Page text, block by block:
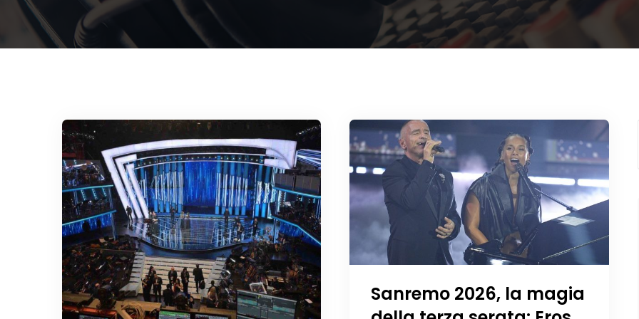
Sanremo 2026, la magia